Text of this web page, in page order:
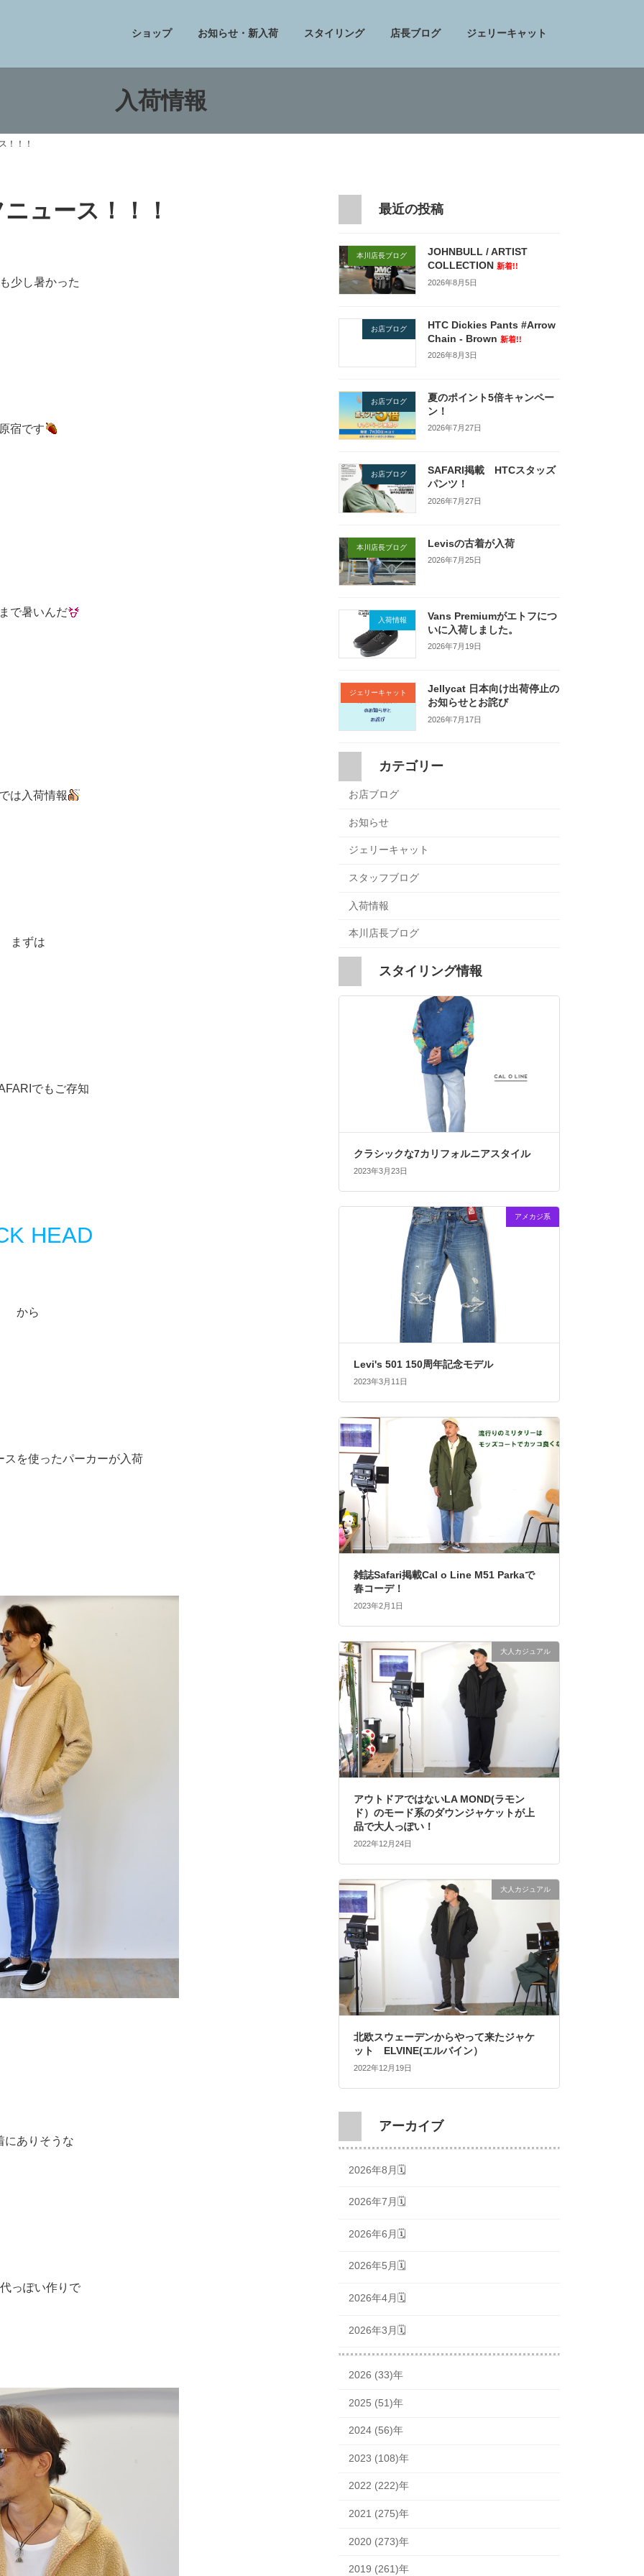
ショップ お知らせ・新入荷 スタイリング 店長ブログ ジェリーキャット
入荷情報
！！！
ュース！！！
少し暑かった
宿です
で暑いんだ
は入荷情報
まずは
でもご存知
HEAD
から
スを使ったパーカーが入荷
にありそうな
っぽい作りで
最近の投稿
本川店長ブログ
JOHNBULL / ARTIST
COLLECTION 新着!!
2026年8月5日
お店ブログ
HTC Dickies Pants #Arrow
Chain - Brown 新着!!
2026年8月3日
お店ブログ
夏のポイント5倍キャンペー
ン！
2026年7月27日
お店ブログ
SAFARI掲載 HTCスタッズ
パンツ！
2026年7月27日
本川店長ブログ Levisの古着が入荷
2026年7月25日
入荷情報
Vans Premiumがエトフにつ
いに入荷しました。
2026年7月19日
ジェリーキャット
Jellycat 日本向け出荷停止の
お知らせとお詫び
2026年7月17日
カテゴリー
お店ブログ
お知らせ
ジェリーキャット
スタッフブログ
入荷情報
本川店長ブログ
スタイリング情報
クラシックな7カリフォルニアスタイル
2023年3月23日
アメカジ系
Levi's 501 150周年記念モデル
2023年3月11日
雑誌Safari掲載Cal o Line M51 Parkaで
春コーデ！
2023年2月1日
大人カジュアル
アウトドアではないLA MOND(ラモン
ド）のモード系のダウンジャケットが上
品で大人っぽい！
2022年12月24日
大人カジュアル
北欧スウェーデンからやって来たジャケ
ット ELVINE(エルバイン）
2022年12月19日
アーカイブ
2026年8月🗓
2026年7月🗓
2026年6月🗓
2026年5月🗓
2026年4月🗓
2026年3月🗓
2026 (33)年
2025 (51)年
2024 (56)年
2023 (108)年
2022 (222)年
2021 (275)年
2020 (273)年
2019 (261)年